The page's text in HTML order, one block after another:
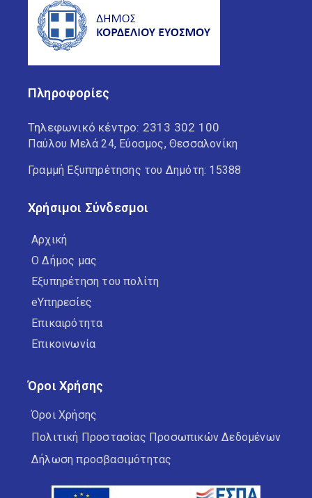
Πληροφορίες
Τηλεφωνικό κέντρο: 2313 302 100
Παύλου Μελά 24, Εύοσμος, Θεσσαλονίκη
Γραμμή Εξυπηρέτησης του Δημότη: 15388
Χρήσιμοι Σύνδεσμοι
Αρχική
Ο Δήμος μας
Εξυπηρέτηση του πολίτη
eΥπηρεσίες
Επικαιρότητα
Επικοινωνία
Όροι Χρήσης
Όροι Χρήσης
Πολιτική Προστασίας Προσωπικών Δεδομένων
Δήλωση προσβασιμότητας